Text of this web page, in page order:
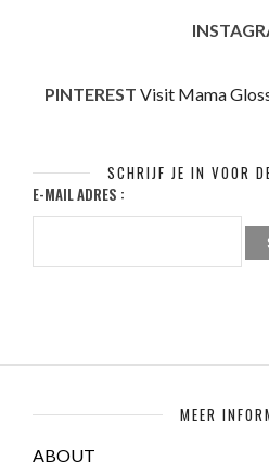
PINTEREST Visit Mama
SCHRIJF JE IN VOOR
E-MAIL ADRES :
MEER
ABOUT